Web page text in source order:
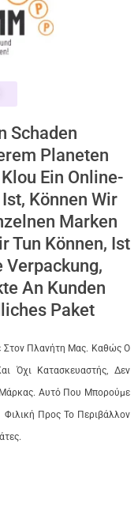
Schaden
Planeten
Ein Online-
Können Wir
Marken
Tun Können, Ist
Verpackung,
An Kunden
Paket
Στον Πλανήτη Μας. Καθώς Ο
Όχι Κατασκευαστής, Δεν
Αυτό Που Μπορούμε
Προς Το Περιβάλλον